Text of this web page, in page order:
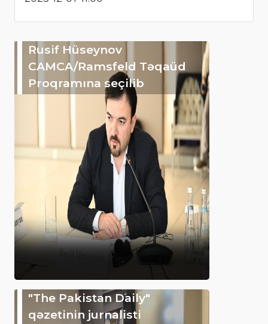
Rusif Hüseynov
CAMCA/Ramsfeld Təqaüd
Proqramına seçilib
"The Pakistan Daily"
qəzetinin jurnalisti